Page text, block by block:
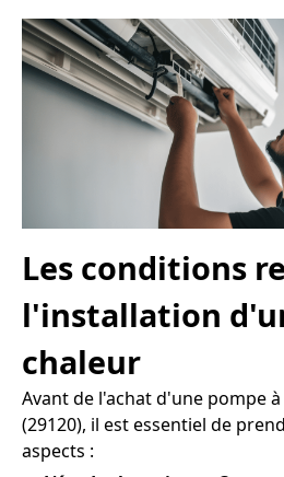
Les conditions
l'installation
chaleur
Avant de l'achat d'une pompe
(29120), il est essentiel de
aspects :